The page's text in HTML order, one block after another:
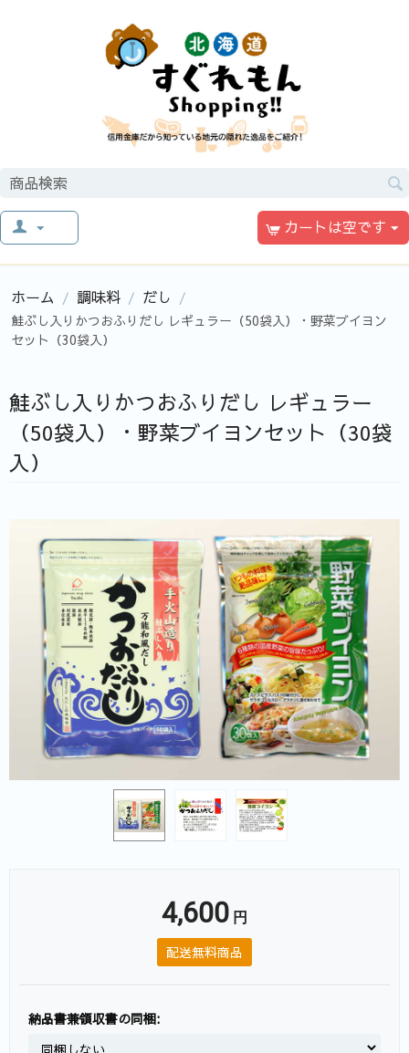
カートは空です
ホーム / 調味料 / だし /
鮭ぶし入りかつおふりだし レギュラー（50袋入）・野菜ブイヨン
セット（30袋入）
鮭ぶし入りかつおふりだし レギュラー
（50袋入）・野菜ブイヨンセット（30袋
入）
4,600 円
配送無料商品
納品書兼領収書の同梱: